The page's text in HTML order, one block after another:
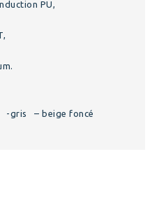
PU,
-gris – beige foncé